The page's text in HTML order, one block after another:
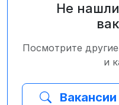
Не
Посмотрите
и